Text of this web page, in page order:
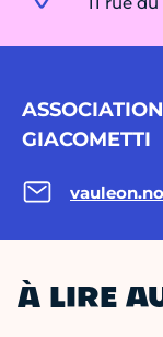
GIACOMETTI
À LIRE